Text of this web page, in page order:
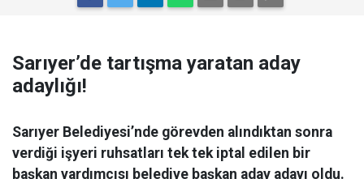
Sarıyer’de tartışma yaratan aday
adaylığı!
Sarıyer Belediyesi’nde görevden alındıktan sonra
verdiği işyeri ruhsatları tek tek iptal edilen bir
başkan yardımcısı belediye başkan aday adayı oldu.